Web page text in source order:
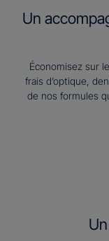
Un
Économisez sur
frais d’optique,
de nos formules